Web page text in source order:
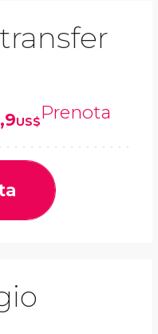
US$Prenota